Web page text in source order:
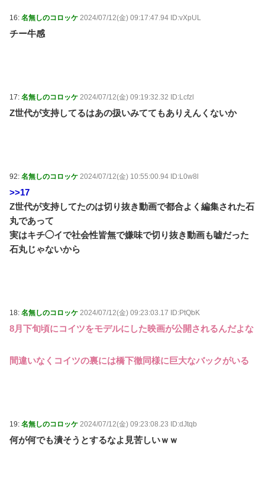
16: 名無しのコロッケ 2024/07/12(金) 09:17:47.94 ID:vXpUL
チー牛感
17: 名無しのコロッケ 2024/07/12(金) 09:19:32.32 ID:Lcfzl
Z世代が支持してるはあの扱いみててもありえんくないか
92: 名無しのコロッケ 2024/07/12(金) 10:55:00.94 ID:L0w8l
>>17
Z世代が支持してたのは切り抜き動画で都合よく編集された石
丸であって
実はキチ◯イで社会性皆無で嫌味で切り抜き動画も嘘だった
石丸じゃないから
18: 名無しのコロッケ 2024/07/12(金) 09:23:03.17 ID:PtQbK
8月下旬頃にコイツをモデルにした映画が公開されるんだよな
間違いなくコイツの裏には橋下徹同様に巨大なバックがいる
19: 名無しのコロッケ 2024/07/12(金) 09:23:08.23 ID:dJtqb
何が何でも潰そうとするなよ見苦しいｗｗ